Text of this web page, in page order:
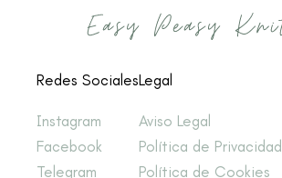
Redes Sociales
Instagram
Facebook
Telegram
Legal
Aviso Legal
Política de Privacidad
Política de Cookies